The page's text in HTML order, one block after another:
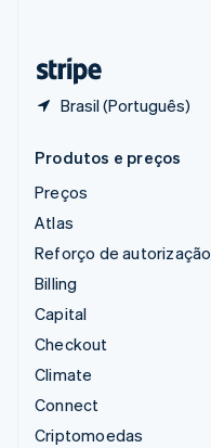
Brasil (Português)
Produtos e preços
Preços
Atlas
Reforço de autorização
Billing
Capital
Checkout
Climate
Connect
Criptomoedas